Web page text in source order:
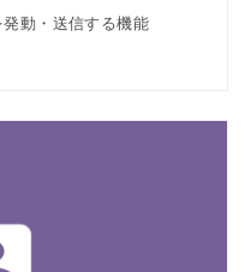
動・送信する機能